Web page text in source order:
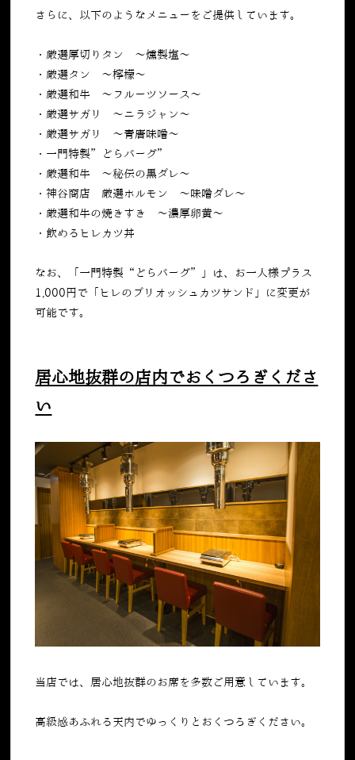
さらに、以下のようなメニューをご提供しています。
・厳選厚切りタン ～燻製塩～
・厳選タン ～檸檬〜
・厳選和牛 ～フルーツソース〜
・厳選サガリ ～ニラジャン〜
・厳選サガリ ～青唐味噌～
・一門特製”どらバーグ”
・厳選和牛 ～秘伝の黒ダレ〜
・神谷商店 厳選ホルモン ～味噌ダレ〜
・厳選和牛の焼きすき ～濃厚卵黄～
・飲めるヒレカツ丼
なお、「一門特製“どらバーグ”」は、お一人様プラス
1,000円で「ヒレのブリオッシュカツサンド」に変更が
可能です。
居心地抜群の店内でおくつろぎくださ
い
当店では、居心地抜群のお席を多数ご用意しています。
高級感あふれる天内でゆっくりとおくつろぎください。